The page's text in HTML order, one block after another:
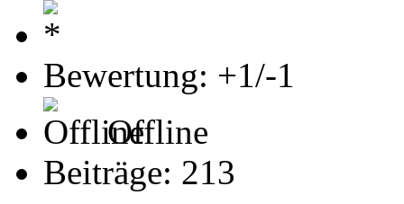
Bewertung: +1/-1
Offline
Beiträge: 213